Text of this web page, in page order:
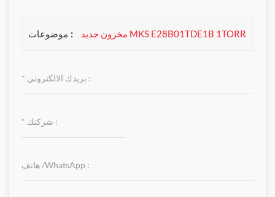
موضوعات : مخزون جديد MKS E28B01TDE1B 1TORR